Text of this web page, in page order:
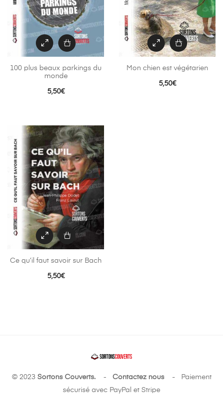
100 plus beaux parkings du
monde
5,50€
Mon chien est végétarien
5,50€
Ce qu’il faut savoir sur Bach
5,50€
© 2023 Sortons Couverts.- Contactez nous- Paiement
sécurisé avec PayPal et Stripe